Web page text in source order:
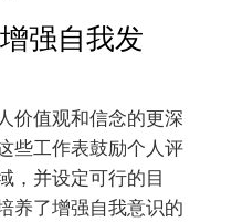
强自我发
价值观和信念的更深
些工作表鼓励个人评
，并设定可行的目
养了增强自我意识的